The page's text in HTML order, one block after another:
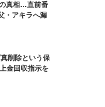
真相…直前番
・アキラへ漏
削除という保
金回収指示を